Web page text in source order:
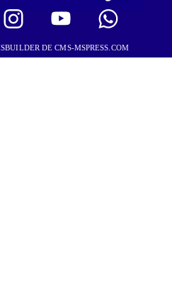
DE CMS-MSPRESS.COM